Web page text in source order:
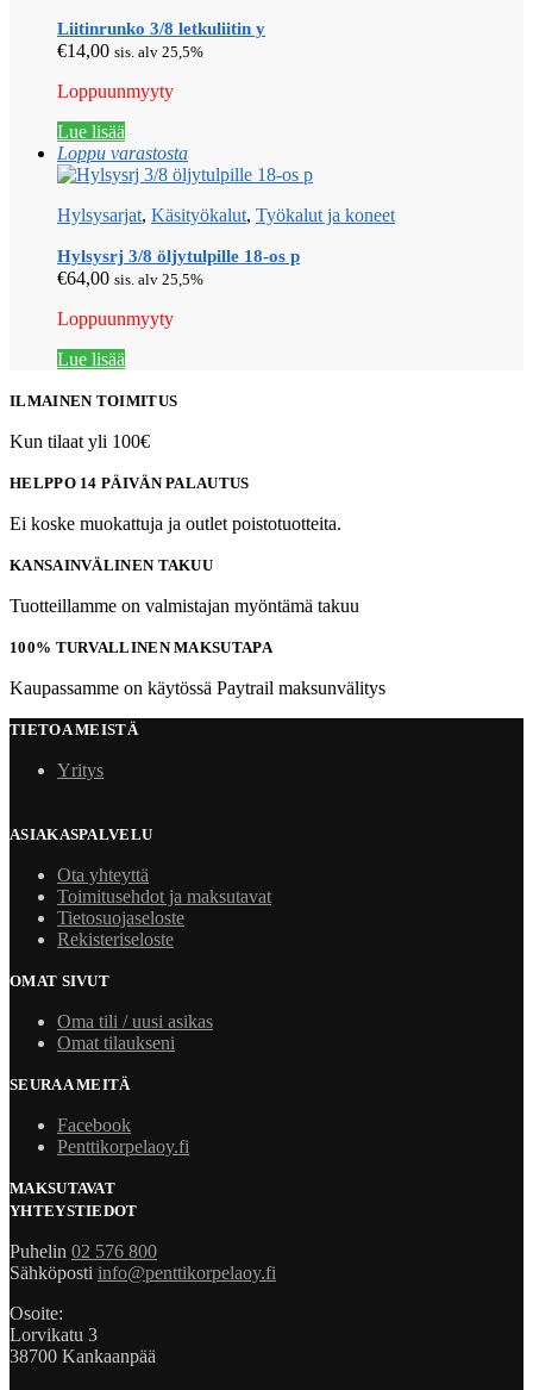
Liitinrunko 3/8 letkuliitin y
€14,00 sis. alv 25,5%
Loppuunmyyty
Lue lisää
Loppu varastosta
Hylsysarjat, Käsityökalut, Työkalut ja koneet
Hylsysrj 3/8 öljytulpille 18-os p
€64,00 sis. alv 25,5%
Loppuunmyyty
Lue lisää
ILMAINEN TOIMITUS
Kun tilaat yli 100€
HELPPO 14 PÄIVÄN PALAUTUS
Ei koske muokattuja ja outlet poistotuotteita.
KANSAINVÄLINEN TAKUU
Tuotteillamme on valmistajan myöntämä takuu
100% TURVALLINEN MAKSUTAPA
Kaupassamme on käytössä Paytrail maksunvälitys
TIETOA MEISTÄ
Yritys
ASIAKASPALVELU
Ota yhteyttä
Toimitusehdot ja maksutavat
Tietosuojaseloste
Rekisteriseloste
OMAT SIVUT
Oma tili / uusi asikas
Omat tilaukseni
SEURAA MEITÄ
Facebook
Penttikorpelaoy.fi
MAKSUTAVAT
YHTEYSTIEDOT
Puhelin 02 576 800
Sähköposti info@penttikorpelaoy.fi
Osoite:
Lorvikatu 3
38700 Kankaanpää